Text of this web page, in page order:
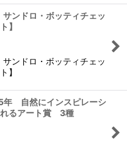
ンドロ・ボッティチェッ
】
ンドロ・ボッティチェッ
】
自然にインスピレーシ
れるアート賞 3種